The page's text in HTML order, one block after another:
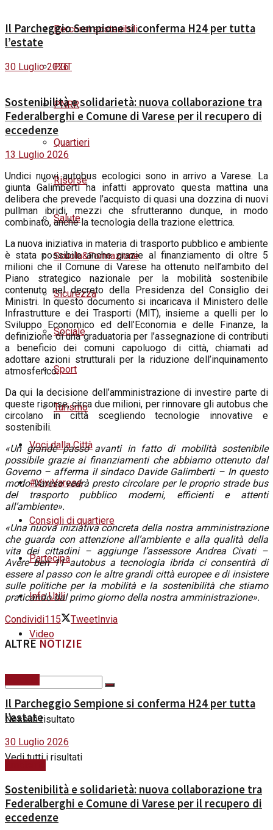
Percorsi sostenibili
PGT
PNRR
Quartieri
Risorse
Salute
Scuola&Formazione
Sicurezza
Sociale
Sport
Turismo
Voci dalla Città
#ViviVarese
Consigli di quartiere
Partecipa
Info Utili
Video
Nessun risultato
Vedi tutti i risultati
Il Parcheggio Sempione si conferma H24 per tutta
l’estate
30 Luglio 2026
Sostenibilità e solidarietà: nuova collaborazione tra
Federalberghi e Comune di Varese per il recupero di
eccedenze
13 Luglio 2026
Undici nuovi autobus ecologici sono in arrivo a Varese. La
giunta Galimberti ha infatti approvato questa mattina una
delibera che prevede l’acquisto di quasi una dozzina di nuovi
pullman ibridi, mezzi che sfrutteranno dunque, in modo
combinato, anche la tecnologia della trazione elettrica.
La nuova iniziativa in materia di trasporto pubblico e ambiente
è stata possibile anche grazie al finanziamento di oltre 5
milioni che il Comune di Varese ha ottenuto nell’ambito del
Piano strategico nazionale per la mobilità sostenibile
contenuto nel decreto della Presidenza del Consiglio dei
Ministri. In questo documento si incaricava il Ministero delle
Infrastrutture e dei Trasporti (MIT), insieme a quelli per lo
Sviluppo Economico ed dell’Economia e delle Finanze, la
definizione di una graduatoria per l’assegnazione di contributi
a beneficio dei comuni capoluogo di città, chiamati ad
adottare azioni strutturali per la riduzione dell’inquinamento
atmosferico.
Da qui la decisione dell’amministrazione di investire parte di
queste risorse, circa due milioni, per rinnovare gli autobus che
circolano in città scegliendo tecnologie innovative e
sostenibili.
«Un grande passo avanti in fatto di mobilità sostenibile
possibile grazie ai finanziamenti che abbiamo ottenuto dal
Governo – afferma il sindaco Davide Galimberti – In questo
modo Varese vedrà presto circolare per le proprio strade bus
del trasporto pubblico moderni, efficienti e attenti
all’ambiente».
«Una nuova iniziativa concreta della nostra amministrazione
che guarda con attenzione all’ambiente e alla qualità della
vita dei cittadini – aggiunge l’assessore Andrea Civati –
Avere ben 11 autobus a tecnologia ibrida ci consentirà di
essere al passo con le altre grandi città europee e di insistere
sulle politiche per la mobilità e la sostenibilità che stiamo
praticando dal primo giorno della nostra amministrazione».
Condividi115 TweetInvia
ALTRE NOTIZIE
Il Parcheggio Sempione si conferma H24 per tutta
l’estate
30 Luglio 2026
Sostenibilità e solidarietà: nuova collaborazione tra
Federalberghi e Comune di Varese per il recupero di
eccedenze